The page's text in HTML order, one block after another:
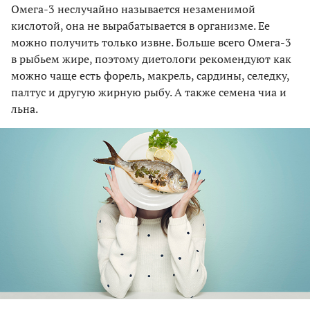
Омега-3 неслучайно называется незаменимой
кислотой, она не вырабатывается в организме. Ее
можно получить только извне. Больше всего Омега-3
в рыбьем жире, поэтому диетологи рекомендуют как
можно чаще есть форель, макрель, сардины, селедку,
палтус и другую жирную рыбу. А также семена чиа и
льна.